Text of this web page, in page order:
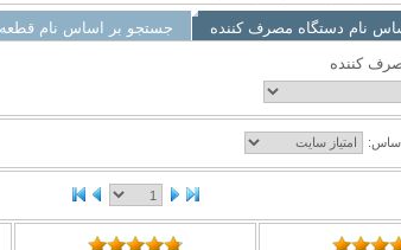
نام دستگاه مصرف کننده
جستجو بر اساس نام قطعه
کننده